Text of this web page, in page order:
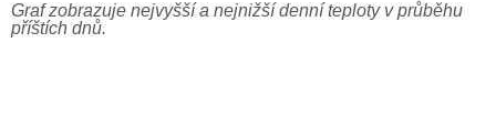
Graf zobrazuje nejvyšší a nejnižší denní teploty v průběhu
příštích dnů.